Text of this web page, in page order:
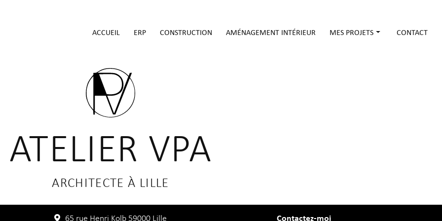
ACCUEIL ERP CONSTRUCTION AMÉNAGEMENT INTÉRIEUR MES PROJETS CONTACT
ATELIER VPA
ARCHITECTE À LILLE
65 rue Henri Kolb 59000 Lille Contactez-moi